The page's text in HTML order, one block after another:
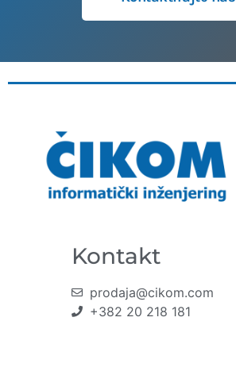
Kontakt
prodaja@cikom.com
+382 20 218 181